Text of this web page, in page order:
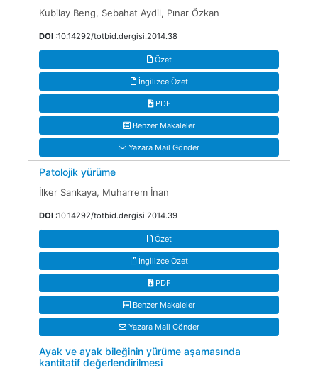
Kubilay Beng, Sebahat Aydil, Pınar Özkan
DOI :10.14292/totbid.dergisi.2014.38
Özet
İngilizce Özet
PDF
Benzer Makaleler
Yazara Mail Gönder
Patolojik yürüme
İlker Sarıkaya, Muharrem İnan
DOI :10.14292/totbid.dergisi.2014.39
Özet
İngilizce Özet
PDF
Benzer Makaleler
Yazara Mail Gönder
Ayak ve ayak bileğinin yürüme aşamasında
kantitatif değerlendirilmesi